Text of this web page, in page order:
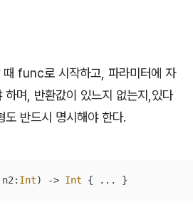
func로 시작하고, 파라미터에 자
하며, 반환값이 있느지 없는지,있다
도 반드시 명시해야 한다.
n2 : Int) -> Int { ... }